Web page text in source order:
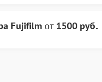
Fujifilm от 1500 руб.